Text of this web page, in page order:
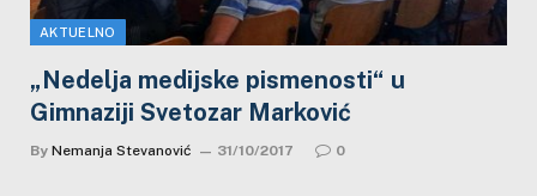
AKTUELNO
„Nedelja medijske pismenosti“ u
Gimnaziji Svetozar Marković
By Nemanja Stevanović 31/10/2017 0